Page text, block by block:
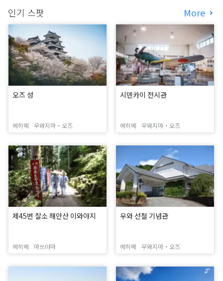
인기 스팟 More
오즈 성
에히메 우와지마・오즈
시덴카이 전시관
에히메 우와지마・오즈
제45번 찰소 해안산 이와야지
에히메 마쓰야마
우와 선철 기념관
에히메 우와지마・오즈